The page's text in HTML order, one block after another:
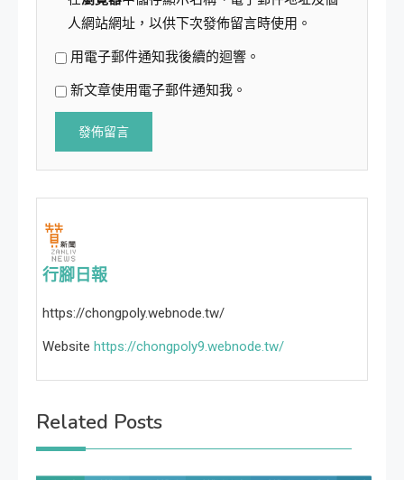
人網站網址，以供下次發佈留言時使用。
用電子郵件通知我後續的迴響。
新文章使用電子郵件通知我。
行腳日報
https://chongpoly.webnode.tw/
Website https://chongpoly9.webnode.tw/
Related Posts